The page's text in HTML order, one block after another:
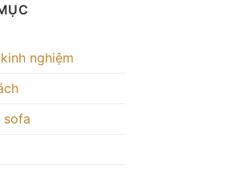
nghiệm
sofa